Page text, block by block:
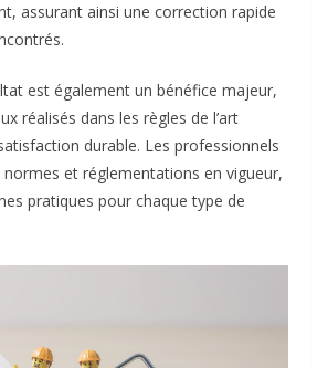
assurant ainsi une correction rapide
est également un bénéfice majeur,
réalisés dans les règles de l’art
durable. Les professionnels
et réglementations en vigueur,
pratiques pour chaque type de